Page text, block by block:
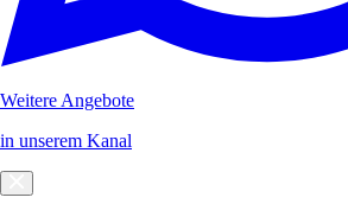
Weitere Angebote
in unserem Kanal